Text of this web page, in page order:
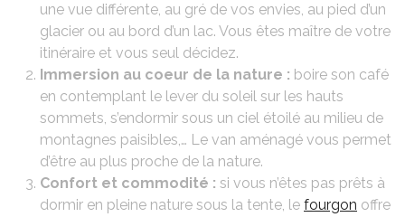
une vue différente, au gré de vos envies, au pied d’un
glacier ou au bord d’un lac. Vous êtes maître de votre
itinéraire et vous seul décidez.
Immersion au coeur de la nature : boire son café
en contemplant le lever du soleil sur les hauts
sommets, s’endormir sous un ciel étoilé au milieu de
montagnes paisibles,… Le van aménagé vous permet
d’être au plus proche de la nature.
Confort et commodité : si vous n’êtes pas prêts à
dormir en pleine nature sous la tente, le fourgon offre